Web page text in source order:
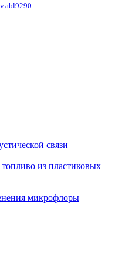
связи
из пластиковых
микрофлоры